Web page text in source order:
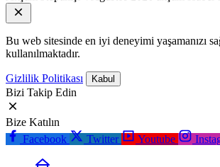
Bu web sitesinde en iyi deneyimi yaşamanızı
kullanılmaktadır.
Gizlilik Politikası Kabul
Bizi Takip Edin
Bize Katılın
Facebook
Twitter Youtube